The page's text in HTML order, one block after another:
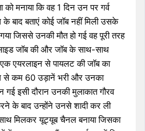
मनाया कि वह 1 दिन उन पर गर्व
बाद बताएं कोई जॉब नहीं मिली उसके
जिससे उनकी मौत हो गई वह पूरी तरह
जॉब की और जॉब के साथ-साथ
एयरलाइन से पायलट की जॉब का
से कम 60 उड़ानें भरी और उनका
इसी दौरान उनकी मुलाकात गौरव
के बाद उन्होंने उनसे शादी कर ली
मिलकर यूट्यूब चैनल बनाया जिसका